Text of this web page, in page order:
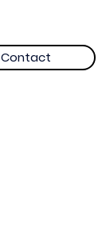
Contact